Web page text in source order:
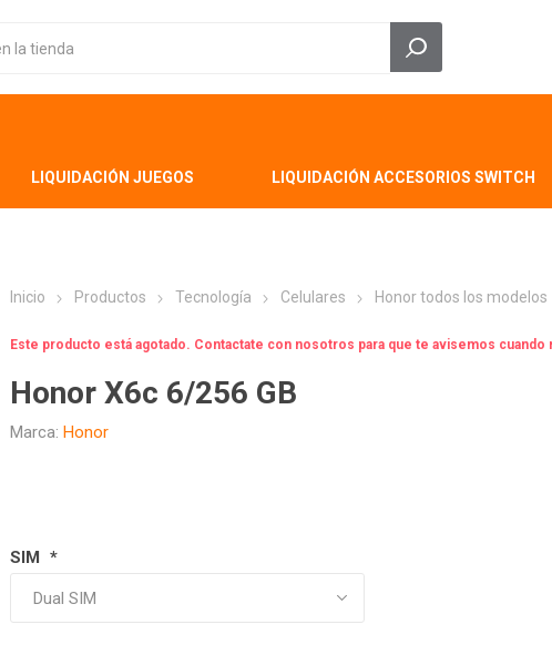
LIQUIDACIÓN JUEGOS LIQUIDACIÓN ACCESORIOS SWITCH
Inicio Productos Tecnología Celulares Honor todos los modelos
Este producto está agotado. Contactate con nosotros para que te avisemos
Honor X6c 6/256 GB
Marca: Honor
SIM *